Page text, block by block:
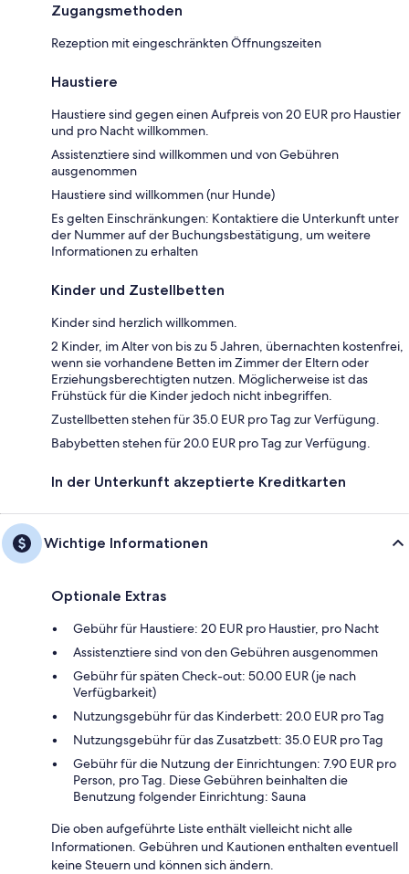
Zugangsmethoden
Rezeption mit eingeschränkten Öffnungszeiten
Haustiere
Haustiere sind gegen einen Aufpreis von 20 EUR pro Haustier
und pro Nacht willkommen.
Assistenztiere sind willkommen und von Gebühren
ausgenommen
Haustiere sind willkommen (nur Hunde)
Es gelten Einschränkungen: Kontaktiere die Unterkunft unter
der Nummer auf der Buchungsbestätigung, um weitere
Informationen zu erhalten
Kinder und Zustellbetten
Kinder sind herzlich willkommen.
2 Kinder, im Alter von bis zu 5 Jahren, übernachten kostenfrei,
wenn sie vorhandene Betten im Zimmer der Eltern oder
Erziehungsberechtigten nutzen. Möglicherweise ist das
Frühstück für die Kinder jedoch nicht inbegriffen.
Zustellbetten stehen für 35.0 EUR pro Tag zur Verfügung.
Babybetten stehen für 20.0 EUR pro Tag zur Verfügung.
In der Unterkunft akzeptierte Kreditkarten
Wichtige Informationen
Optionale Extras
Gebühr für Haustiere: 20 EUR pro Haustier, pro Nacht
Assistenztiere sind von den Gebühren ausgenommen
Gebühr für späten Check-out: 50.00 EUR (je nach
Verfügbarkeit)
Nutzungsgebühr für das Kinderbett: 20.0 EUR pro Tag
Nutzungsgebühr für das Zusatzbett: 35.0 EUR pro Tag
Gebühr für die Nutzung der Einrichtungen: 7.90 EUR pro
Person, pro Tag. Diese Gebühren beinhalten die
Benutzung folgender Einrichtung: Sauna
Die oben aufgeführte Liste enthält vielleicht nicht alle
Informationen. Gebühren und Kautionen enthalten eventuell
keine Steuern und können sich ändern.